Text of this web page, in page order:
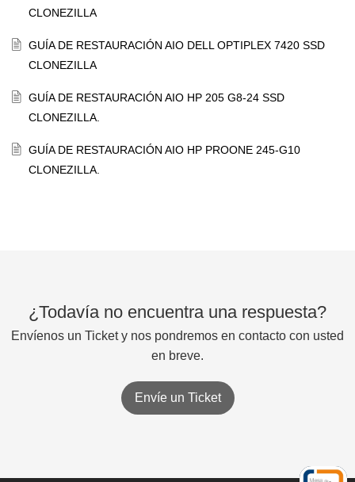
CLONEZILLA
GUÍA DE RESTAURACIÓN AIO DELL OPTIPLEX 7420 SSD
CLONEZILLA
GUÍA DE RESTAURACIÓN AIO HP 205 G8-24 SSD
CLONEZILLA.
GUÍA DE RESTAURACIÓN AIO HP PROONE 245-G10
CLONEZILLA.
¿Todavía no encuentra una respuesta?
Envíenos un Ticket y nos pondremos en contacto con usted
en breve.
Envíe un Ticket